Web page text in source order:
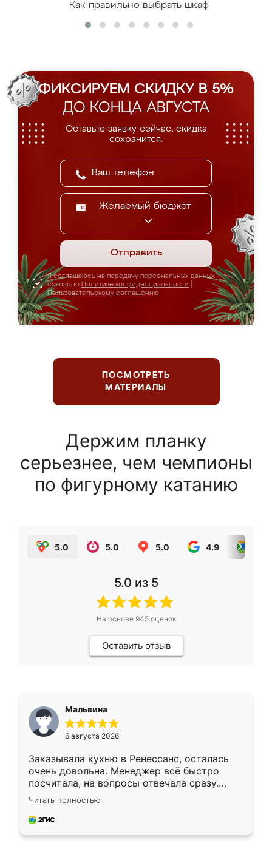
Как правильно выбрать шкаф
ФИКСИРУЕМ СКИДКУ В 5%
ДО КОНЦА АВГУСТА
Оставьте заявку сейчас, скидка
сохранится.
Желаемый бюджет
Отправить
Я соглашаюсь на передачу персональных данных
согласно Политике конфиденциальности
Пользовательскому соглашению
ПОСМОТРЕТЬ
МАТЕРИАЛЫ
Держим планку
серьезнее, чем чемпионы
по фигурному катанию
5.0 5.0 5.0 4.9
5.0 из 5
На основе 945оценок
Оставить отзыв
Мальвина
6 августа 2026
Заказывала кухню в Ренессанс, осталась
очень довольна. Менеджер всё быстро
посчитала, на вопросы отвечала сразу.
Замерщик приехал в субботу, подошёл к
делу со всей ответственностью. Собрали
за день, ребята работали аккуратно, даже
Читать полностью